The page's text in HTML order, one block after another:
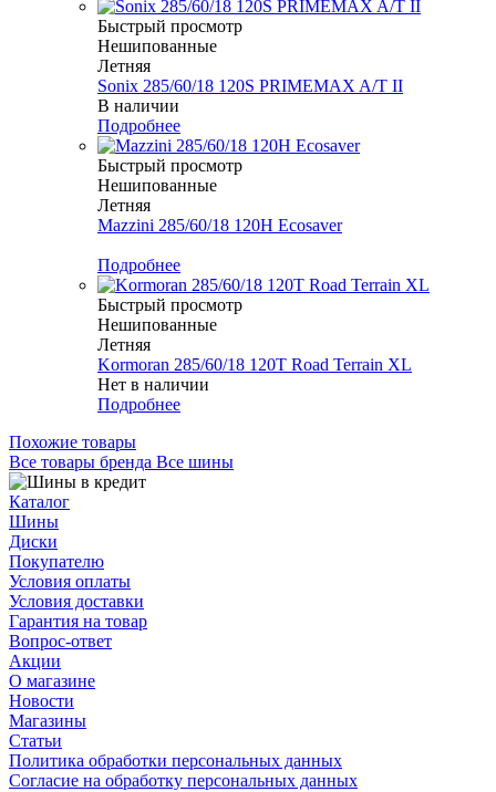
Быстрый просмотр
Нешипованные
Летняя
Sonix 285/60/18 120S PRIMEMAX A/T II
В наличии
Подробнее
Быстрый просмотр
Нешипованные
Летняя
Mazzini 285/60/18 120H Ecosaver
Подробнее
Быстрый просмотр
Нешипованные
Летняя
Kormoran 285/60/18 120T Road Terrain XL
Нет в наличии
Подробнее
Похожие товары
Все товары бренда Все шины
Каталог
Шины
Диски
Покупателю
Условия оплаты
Условия доставки
Гарантия на товар
Вопрос-ответ
Акции
О магазине
Новости
Магазины
Статьи
Политика обработки персональных данных
Согласие на обработку персональных данных